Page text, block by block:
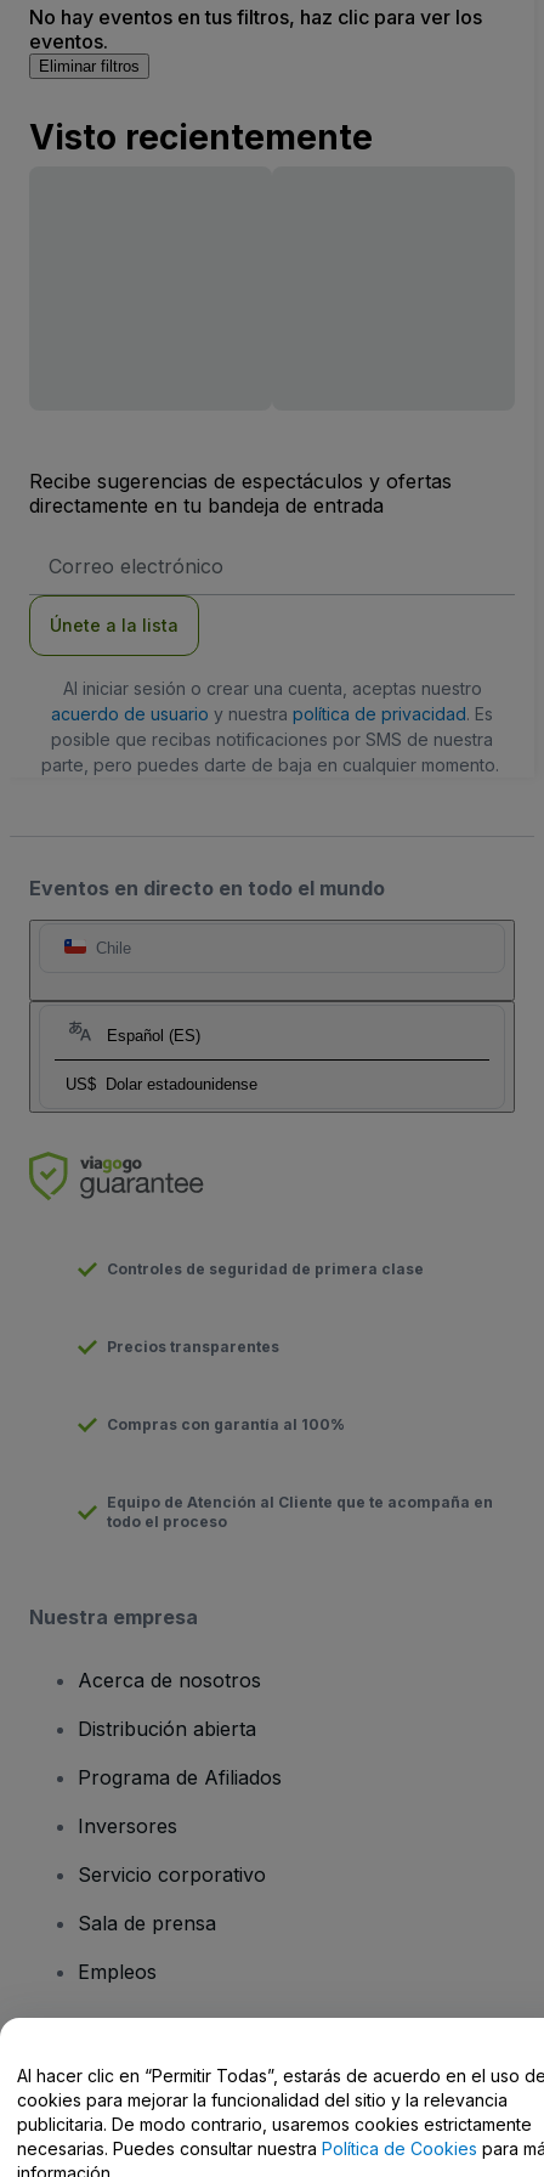
No hay eventos en tus filtros, haz clic para ver los
eventos.
Eliminar filtros
Visto recientemente
Recibe sugerencias de espectáculos y ofertas
directamente en tu bandeja de entrada
de
Únete a la lista
Al iniciar sesión o crear una cuenta, aceptas nuestro
acuerdo de usuario y nuestra política de privacidad. Es
posible que recibas notificaciones por SMS de nuestra
parte, pero puedes darte de baja en cualquier momento.
Eventos en directo en todo el mundo
Chile
Español (ES)
US$ Dolar estadounidense
Controles de seguridad de primera clase
Precios transparentes
Compras con garantía al 100%
Equipo de Atención al Cliente que te acompaña en
todo el proceso
Nuestra empresa
Acerca de nosotros
Distribución abierta
Programa de Afiliados
Inversores
Servicio corporativo
Sala de prensa
Empleos
Centro de Ayuda / Contacto
Al hacer clic en “Permitir Todas”, estarás de acuerdo en el uso
cookies para mejorar la funcionalidad del sitio y la relevancia
publicitaria. De modo contrario, usaremos cookies estrictamente
necesarias. Puedes consultar nuestra Política de Cookies para
información.